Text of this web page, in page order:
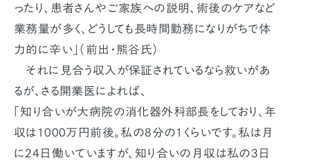
ったり、患者さんやご家族への説明、術後のケアなど
業務量が多く、どうしても長時間勤務になりがちで体
力的に辛い」（前出・熊谷氏）
それに見合う収入が保証されているなら救いがあ
るが、さる開業医によれば、
「知り合いが大病院の消化器外科部長をしており、年
収は1000万円前後。私の8分の1くらいです。私は月
に24日働いていますが、知り合いの月収は私の3日